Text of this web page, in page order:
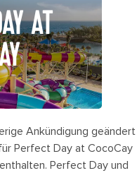
AT
Ankündigung geändert
Perfect Day at CocoCay
Perfect Day und